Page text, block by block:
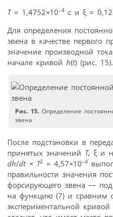
T= 1,4752×10–4 c и ξ =
Для определения
звена в качестве первого
значение производной тока
начале кривой h(t) (рис. 15).
Рис. 15. Определение
звена
После подстановки в
принятых значений T, ξ и
dh/dt × T2 = 4,57×10–4
правильности значения
форсирующего звена —
на функцию (7) и сравним
экспериментальной